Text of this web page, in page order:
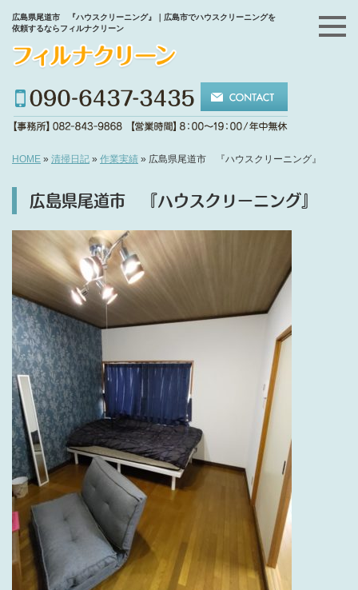
広島県尾道市 『ハウスクリーニング』｜広島市でハウスクリーニングを
依頼するならフィルナクリーン
HOME » 清掃日記 » 作業実績 » 広島県尾道市 『ハウスクリーニング』
広島県尾道市 『ハウスクリーニング』